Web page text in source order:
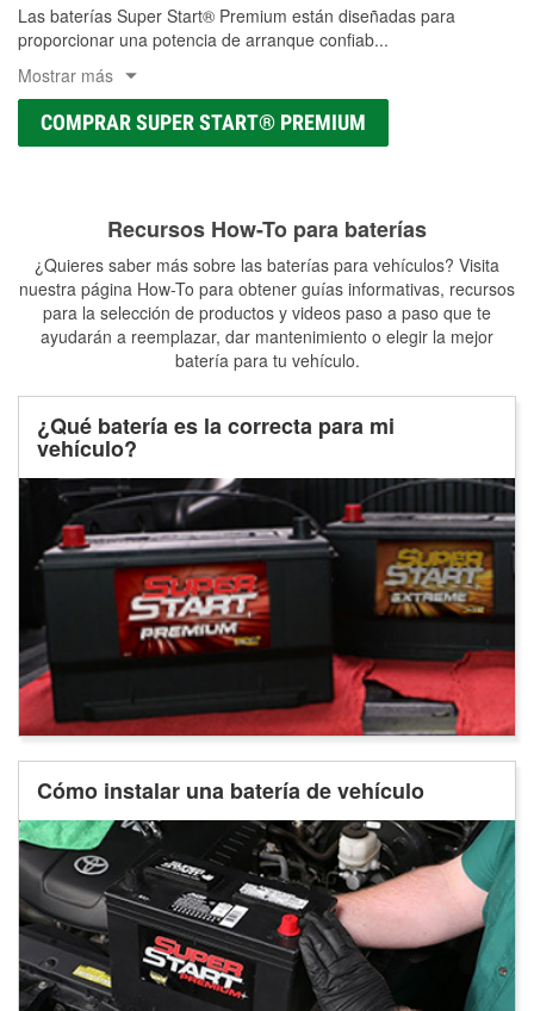
Las baterías Super Start® Premium están diseñadas para
proporcionar una potencia de arranque confiab...
Mostrar más
COMPRAR SUPER START® PREMIUM
Recursos How-To para baterías
¿Quieres saber más sobre las baterías para vehículos? Visita
nuestra página How-To para obtener guías informativas, recursos
para la selección de productos y videos paso a paso que te
ayudarán a reemplazar, dar mantenimiento o elegir la mejor
batería para tu vehículo.
¿Qué batería es la correcta para mi
vehículo?
Cómo instalar una batería de vehículo